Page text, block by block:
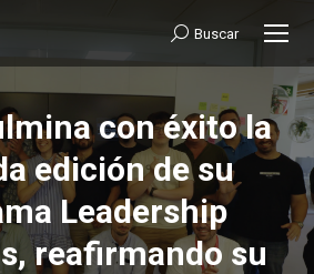
Buscar:
Buscar
con éxito la
edición de su
Leadership
reafirmando su
Estás aquí: